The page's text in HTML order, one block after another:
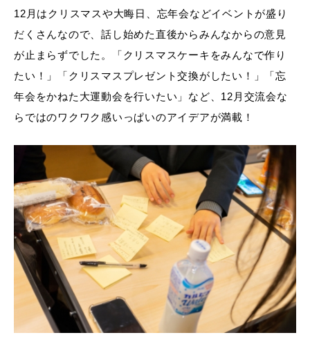
12月はクリスマスや大晦日、忘年会などイベントが盛り
だくさんなので、話し始めた直後からみんなからの意見
が止まらずでした。「クリスマスケーキをみんなで作り
たい！」「クリスマスプレゼント交換がしたい！」「忘
年会をかねた大運動会を行いたい」など、12月交流会な
らではのワクワク感いっぱいのアイデアが満載！